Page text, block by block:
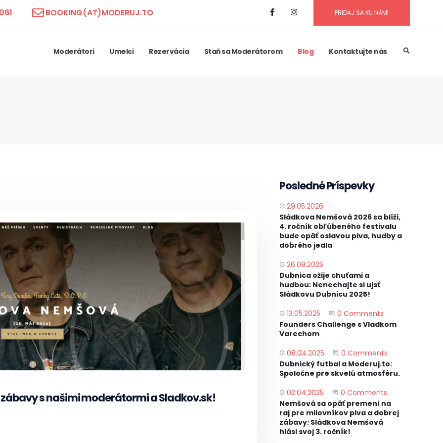
BOOKING(AT)MODERUJ.TO PRIDAJ SA KU NÁM!
Moderátori Umelci Rezervácia Staň sa Moderátorom Blog Kontaktujte nás
s našimi moderátormi a Sladkov.sk!
Posledné Príspevky
PUBLISHED
29.05.2026
Sládkova Nemšová 2026 sa blíži,
4. ročník obľúbeného festivalu
bude opäť oslavou piva, hudby a
dobrého jedla
PUBLISHED
26.09.2025
Dubnica ožije chuťami a
hudbou: Nenechajte si ujsť
Sládkovu Dubnicu 2025!
PUBLISHED
13.05.2025 Start the Conversation
0 Comments
Founders Challenge s Vladkom
Varechom
PUBLISHED
08.04.2025 Start the Conversation
0 Comments
Dubnický futbal a Moderuj.to:
Spoločne pre skvelú atmosféru.
PUBLISHED
02.04.2025 Start the Conversation
0 Comments
Nemšová sa opäť premení na
raj pre milovníkov piva a dobrej
zábavy: Sládkova Nemšová
hlási svoj 3. ročník!